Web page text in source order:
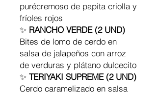
purécremoso de papita criolla y
fríoles rojos
✨ RANCHO VERDE (2 UND)
Bites de lomo de cerdo en
salsa de jalapeños con arroz
de verduras y plátano dulcecito
✨ TERIYAKI SUPREME (2 UND)
Cerdo caramelizado en salsa